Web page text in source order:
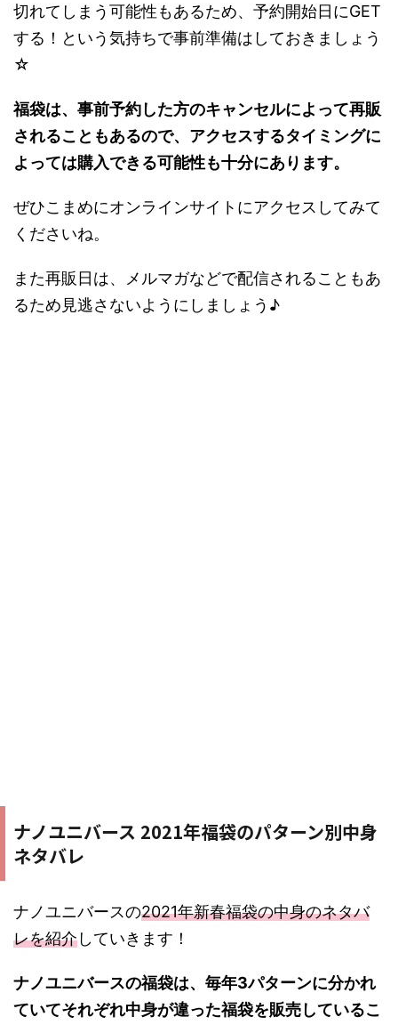
切れてしまう可能性もあるため、予約開始日にGET
する！という気持ちで事前準備はしておきましょう
☆
福袋は、事前予約した方のキャンセルによって再販
されることもあるので、アクセスするタイミングに
よっては購入できる可能性も十分にあります。
ぜひこまめにオンラインサイトにアクセスしてみて
くださいね。
また再販日は、メルマガなどで配信されることもあ
るため見逃さないようにしましょう♪
ナノユニバース 2021年福袋のパターン別中身
ネタバレ
ナノユニバースの2021年新春福袋の中身のネタバ
レを紹介していきます！
ナノユニバースの福袋は、毎年3パターンに分かれ
ていてそれぞれ中身が違った福袋を販売しているこ